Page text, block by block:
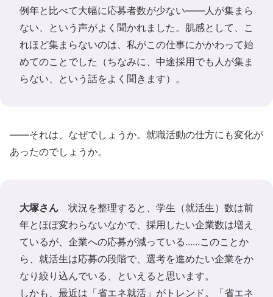
例年と比べて大幅に応募者数が少ない――人が集まら
ない、という声がよく聞かれました。肌感として、こ
れほど集まらないのは、私がこの仕事にかかわって始
めてのことでした（ちなみに、中途採用でも人が集ま
らない、という話をよく聞きます）。
――それは、なぜでしょうか。就職活動の仕方にも変化が
あったのでしょうか。
大塚さん 状況を整理すると、学生（就活生）数は前
年とほぼ変わらないなかで、採用したい企業数は増え
ているが、企業への応募が減っている......このことか
ら、就活生は応募の段階で、選考を進めたい企業をか
なり絞り込んでいる、といえると思います。
しかも、最近は「省エネ就活」がトレンド。「省エネ